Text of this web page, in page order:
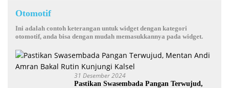
Otomotif
Ini adalah contoh keterangan untuk widget dengan kategori
otomotif, anda bisa dengan mudah memasukkannya pada widget.
31 Desember 2024
Pastikan Swasembada Pangan Terwujud,